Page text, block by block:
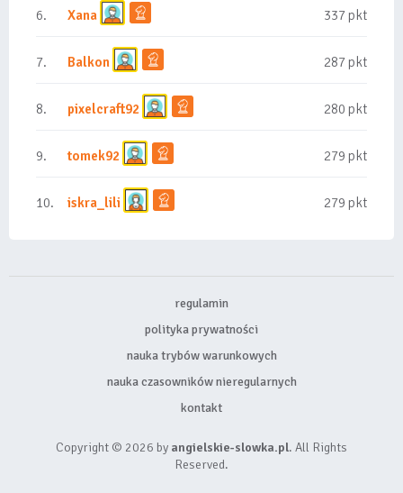
6. Xana 337 pkt
7. Balkon 287 pkt
8. pixelcraft92 280 pkt
9. tomek92 279 pkt
10. iskra_lili 279 pkt
regulamin
polityka prywatności
nauka trybów warunkowych
nauka czasowników nieregularnych
kontakt
Copyright © 2026 by angielskie-slowka.pl. All Rights
Reserved.